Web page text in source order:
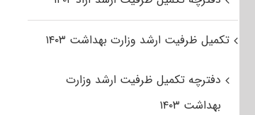
تکمیل ظرفیت ارشد وزارت بهداشت ۱۴۰۳
دفترچه تکمیل ظرفیت ارشد وزارت
بهداشت ۱۴۰۳